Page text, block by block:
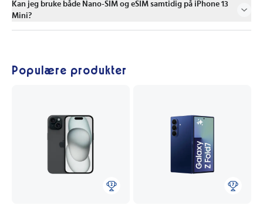
Kan jeg bruke både Nano-SIM og eSIM samtidig på iPhone 13
Mini?
Populære produkter